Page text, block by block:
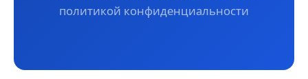
политикой конфиденциальности